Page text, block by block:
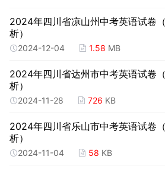
2024年四川省凉山州中考英语试卷
析）
2024-12-04 1.58 MB
2024年四川省达州市中考英语试卷
析）
2024-11-28 726 KB
2024年四川省乐山市中考英语试卷
析）
2024-11-04 58 KB